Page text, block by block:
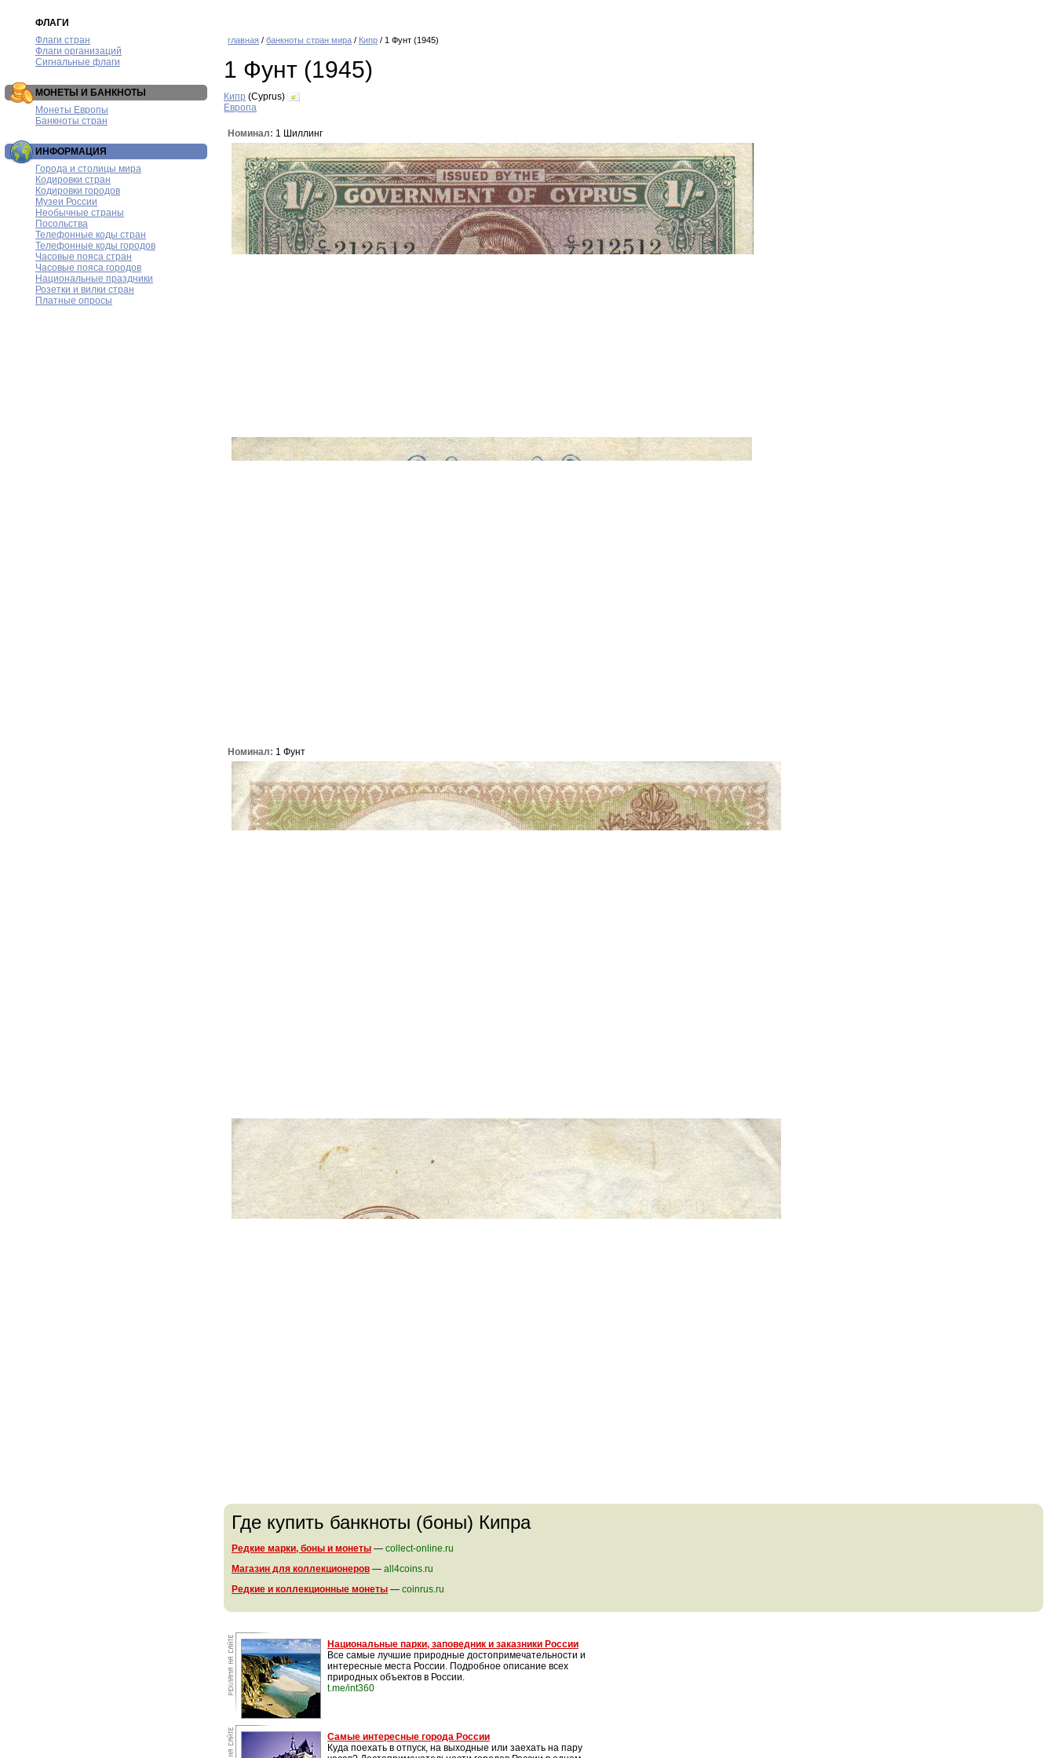
ФЛАГИ
Флаги стран
Флаги организаций
Сигнальные флаги
МОНЕТЫ И БАНКНОТЫ
Монеты Европы
Банкноты стран
ИНФОРМАЦИЯ
Города и столицы мира
Кодировки стран
Кодировки городов
Музеи России
Необычные страны
Посольства
Телефонные коды стран
Телефонные коды городов
Часовые пояса стран
Часовые пояса городов
Национальные праздники
Розетки и вилки стран
Платные опросы
главная / банкноты стран мира / Кипр / 1 Фунт (1945)
1 Фунт (1945)
Кипр (Cyprus)
Европа
Номинал: 1 Шиллинг
Номинал: 1 Фунт
Где купить банкноты (боны) Кипра
Редкие марки, боны и монеты — collect-online.ru
Магазин для коллекционеров — all4coins.ru
Редкие и коллекционные монеты — coinrus.ru
Национальные парки, заповедник и заказники России
Все самые лучшие природные достопримечательности и
интересные места России. Подробное описание всех
природных объектов в России.
t.me/int360
Самые интересные города России
Куда поехать в отпуск, на выходные или заехать на пару